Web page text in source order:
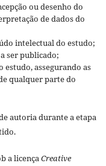
ou desenho do
de dados do
intelectual do estudo;
ser publicado;
estudo, assegurando as
qualquer parte do
autoria durante a etapa
a licença Creative